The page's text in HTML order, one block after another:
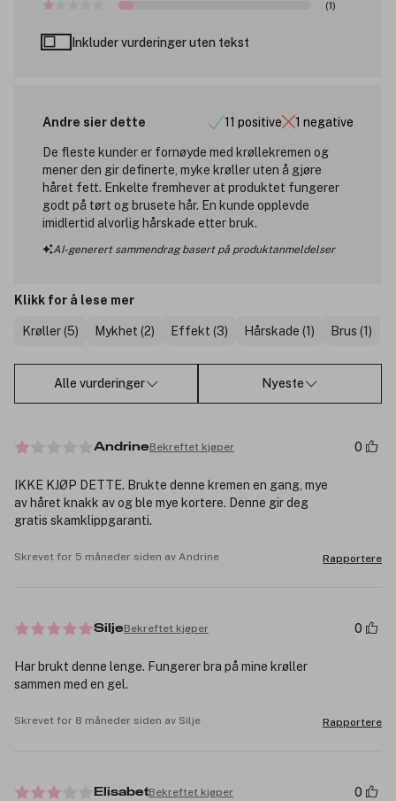
(1)
Inkluder vurderinger uten tekst
Andre sier dette 11 positive 1 negative
De fleste kunder er fornøyde med krøllekremen og
mener den gir definerte, myke krøller uten å gjøre
håret fett. Enkelte fremhever at produktet fungerer
godt på tørt og brusete hår. En kunde opplevde
imidlertid alvorlig hårskade etter bruk.
AI-generert sammendrag basert på produktanmeldelser
Klikk for å lese mer
Krøller (5) Mykhet (2) Effekt (3) Hårskade (1) Brus (1)
Alle vurderinger Nyeste
AndrineBekreftet kjøper 0
IKKE KJØP DETTE. Brukte denne kremen en gang, mye
av håret knakk av og ble mye kortere. Denne gir deg
gratis skamklippgaranti.
Skrevet for 5 måneder siden av Andrine Rapportere
SiljeBekreftet kjøper 0
Har brukt denne lenge. Fungerer bra på mine krøller
sammen med en gel.
Skrevet for 8 måneder siden av Silje Rapportere
ElisabetBekreftet kjøper 0